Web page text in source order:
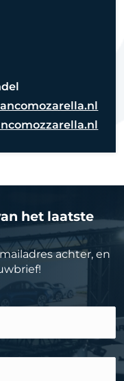
het laatste
achter, en